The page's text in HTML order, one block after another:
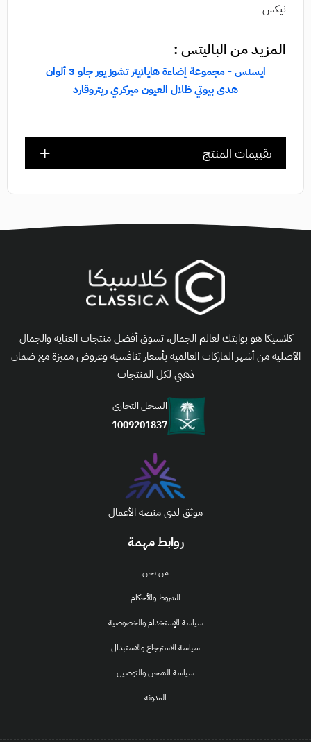
نيكس
المزيد من الباليتس :
ايسنس - مجموعة إضاءة هايلايتر تشوز يور جلو 3 ألوان
هدى بيوتي ظلال العيون ميركري ريتروقارد
تقييمات المنتج
روابط مهمة
من نحن
الشروط والأحكام
سياسة الإستخدام والخصوصية
سياسة الاسترجاع والاستبدال
سياسة الشحن والتوصيل
المدونة
كلاسيكا هو بوابتك لعالم الجمال، تسوق أفضل منتجات العناية والجمال
الأصلية من أشهر الماركات العالمية بأسعار تنافسية وعروض مميزة مع ضمان
ذهبي لكل المنتجات
السجل التجاري
1009201837
موثق لدى منصة الأعمال